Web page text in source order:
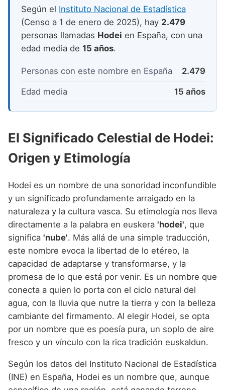
Nombres de niño que empiezan por P
Nombres de niño que empiezan por Q
Nombres de niño que empiezan por R
Nombres de niño que empiezan por W
Nombres de niño que empiezan por X
Nombres de niño que empiezan por Y
Nombres de niño que empiezan por Z
Nombres de Niño Valencianos
Nombres de Niño Vascos
Nombres de Niño Rumanos
Nombres de Niño Rusos
Nombres de Niño Suecos
Según el Instituto Nacional de Estadística
(Censo a 1 de enero de 2025), hay 2.479
personas llamadas Hodei en España, con una
edad media de 15 años.
Personas con este nombre en España 2.479
Edad media 15 años
El Significado Celestial de Hodei:
Origen y Etimología
Hodei es un nombre de una sonoridad inconfundible
y un significado profundamente arraigado en la
naturaleza y la cultura vasca. Su etimología nos lleva
directamente a la palabra en euskera 'hodei', que
significa 'nube'. Más allá de una simple traducción,
este nombre evoca la libertad de lo etéreo, la
capacidad de adaptarse y transformarse, y la
promesa de lo que está por venir. Es un nombre que
conecta a quien lo porta con el ciclo natural del
agua, con la lluvia que nutre la tierra y con la belleza
cambiante del firmamento. Al elegir Hodei, se opta
por un nombre que es poesía pura, un soplo de aire
fresco y un vínculo con la rica tradición euskaldun.
Según los datos del Instituto Nacional de Estadística
(INE) en España, Hodei es un nombre que, aunque